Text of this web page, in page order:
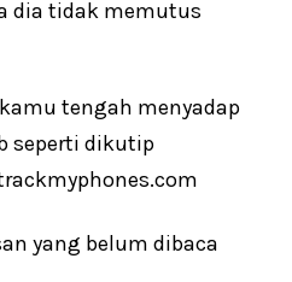
dia tidak memutus
tengah menyadap
seperti dikutip
yang belum dibaca